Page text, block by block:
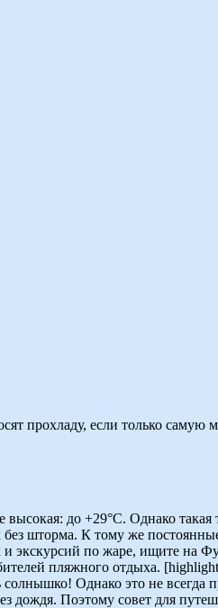
прохладу, если только самую
до +29°C. Однако такая
шторма. К тому же
экскурсий по жаре, ищите на
пляжного отдыха.
Однако это не всегда
дождя. Поэтому совет для